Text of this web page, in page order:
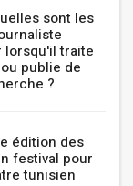
sont les
traite
publie de
?
édition des
festival pour
tunisien